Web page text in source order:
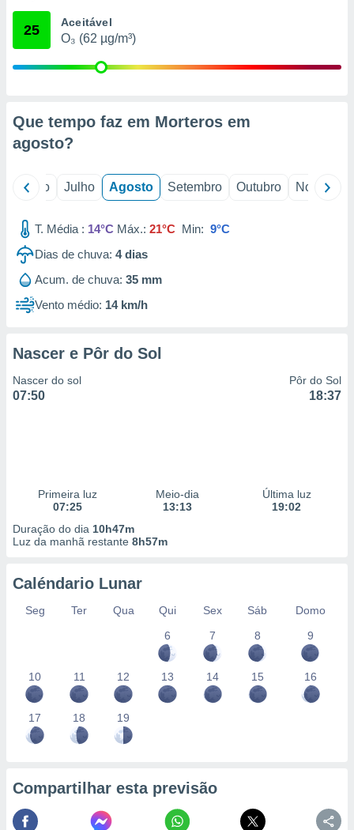
através
1199
25 Aceitável
O₃ (62 µg/m³)
Que tempo faz em Morteros em
agosto?
Junho Julho Agosto Setembro Outubro Novembro
T. Média : 14°C Máx.: 21°C Min: 9°C
Dias de chuva: 4dias
Acum. de chuva: 35 mm
Vento médio: 14 km/h
Nascer e Pôr do Sol
Nascer do sol
07:50
Pôr do Sol
18:37
Primeira luz
07:25
Meio-dia
13:13
Última luz
19:02
Duração do dia 10h47m
Luz da manhã restante 8h57m
Caléndario Lunar
Seg Ter Qua Qui Sex Sáb
Domo
6
7 8 9
10 11 12 13 14 15 16
17 18 19
Compartilhar esta previsão